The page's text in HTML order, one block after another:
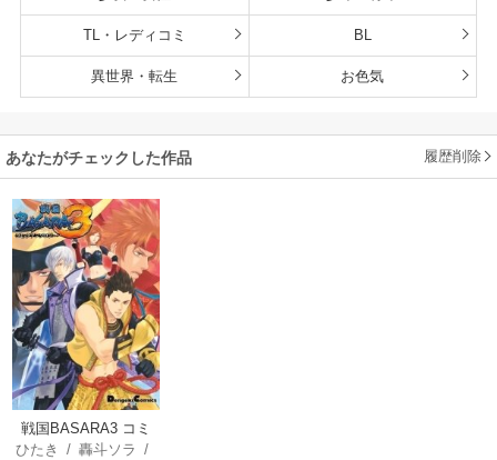
TL・レディコミ BL
異世界・転生 お色気
あなたがチェックした作品 履歴削除
戦国BASARA3 コミ
ックアンソロジー
ひたき /轟斗ソラ /